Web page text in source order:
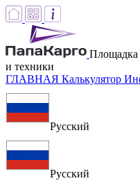
Площадка
и техники
ГЛАВНАЯ Калькулятор
Русский
Русский